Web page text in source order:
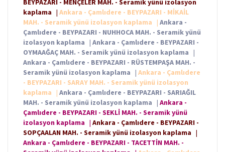
BEYPAZARI - MENÇELER MAH. - Seramik yünü izolasyon
kaplama | Ankara - Çamlıdere - BEYPAZARI - MİKAİL
MAH. - Seramik yünü izolasyon kaplama
| Ankara -
Çamlıdere - BEYPAZARI - NUHHOCA MAH. - Seramik yünü
izolasyon kaplama | Ankara - Çamlıdere - BEYPAZARI -
OYMAAĞAÇ MAH. - Seramik yünü izolasyon kaplama |
Ankara - Çamlıdere - BEYPAZARI - RÜSTEMPAŞA MAH. -
Seramik yünü izolasyon kaplama | Ankara - Çamlıdere
- BEYPAZARI - SARAY MAH. - Seramik yünü izolasyon
kaplama
| Ankara - Çamlıdere - BEYPAZARI - SARIAĞIL
MAH. - Seramik yünü izolasyon kaplama | Ankara -
Çamlıdere - BEYPAZARI - SEKLİ MAH. - Seramik yünü
izolasyon kaplama | Ankara - Çamlıdere - BEYPAZARI -
SOPÇAALAN MAH. - Seramik yünü izolasyon kaplama |
Ankara - Çamlıdere - BEYPAZARI - TACETTİN MAH. -